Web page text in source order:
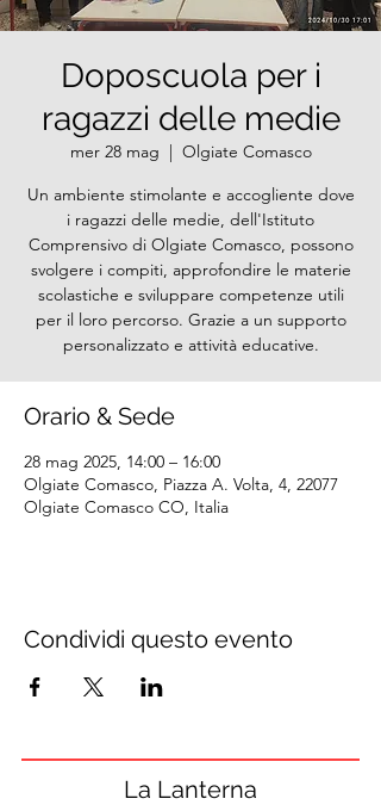
Doposcuola per i
ragazzi delle medie
mer 28 mag
  |
Olgiate Comasco
Un ambiente stimolante e accogliente dove
i ragazzi delle medie, dell'Istituto
Comprensivo di Olgiate Comasco, possono
svolgere i compiti, approfondire le materie
scolastiche e sviluppare competenze utili
per il loro percorso. Grazie a un supporto
personalizzato e attività educative.
Orario & Sede
28 mag 2025, 14:00 – 16:00
Olgiate Comasco, Piazza A. Volta, 4, 22077
Olgiate Comasco CO, Italia
Condividi questo evento
La Lanterna